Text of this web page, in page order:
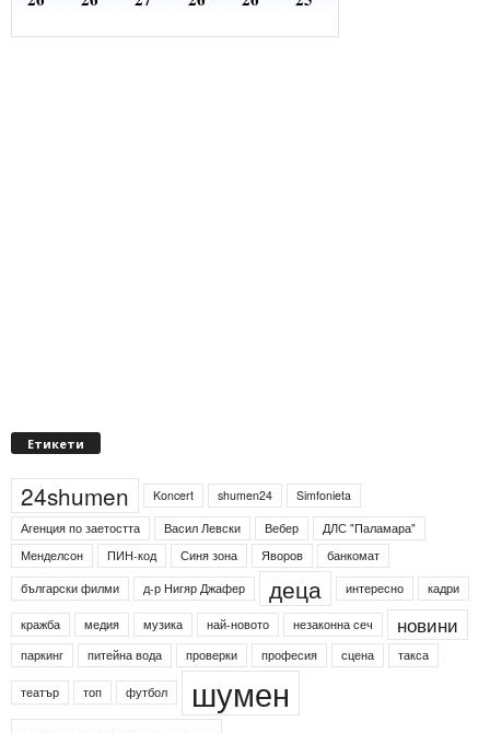
Етикети
24shumen Koncert shumen24
Simfonieta
Агенция по заетостта
Васил Левски Вебер
ДЛС "Паламара"
Менделсон
ПИН-код Синя зона Яворов
банкомат
български филми
д-р Нигяр Джафер деца интересно кадри
кражба медия музика най-новото незаконна сеч новини
паркинг питейна вода проверки професия сцена такса
театър топ футбол шумен